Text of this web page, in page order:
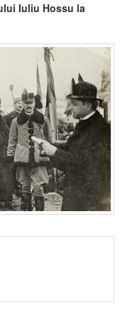
Iuliu Hossu la